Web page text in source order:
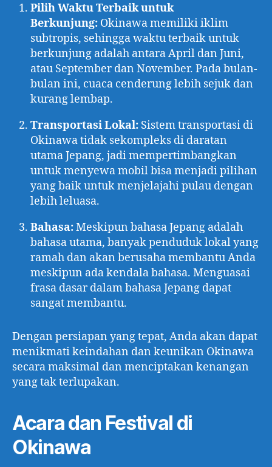
Pilih Waktu Terbaik untuk
Berkunjung: Okinawa memiliki iklim
subtropis, sehingga waktu terbaik untuk
berkunjung adalah antara April dan Juni,
atau September dan November. Pada bulan-
bulan ini, cuaca cenderung lebih sejuk dan
kurang lembap.
Transportasi Lokal: Sistem transportasi di
Okinawa tidak sekompleks di daratan
utama Jepang, jadi mempertimbangkan
untuk menyewa mobil bisa menjadi pilihan
yang baik untuk menjelajahi pulau dengan
lebih leluasa.
Bahasa:Meskipun bahasa Jepang adalah
bahasa utama, banyak penduduk lokal yang
ramah dan akan berusaha membantu Anda
meskipun ada kendala bahasa. Menguasai
frasa dasar dalam bahasa Jepang dapat
sangat membantu.
Dengan persiapan yang tepat, Anda akan dapat
menikmati keindahan dan keunikan Okinawa
secara maksimal dan menciptakan kenangan
yang tak terlupakan.
Acara dan Festival di
Okinawa